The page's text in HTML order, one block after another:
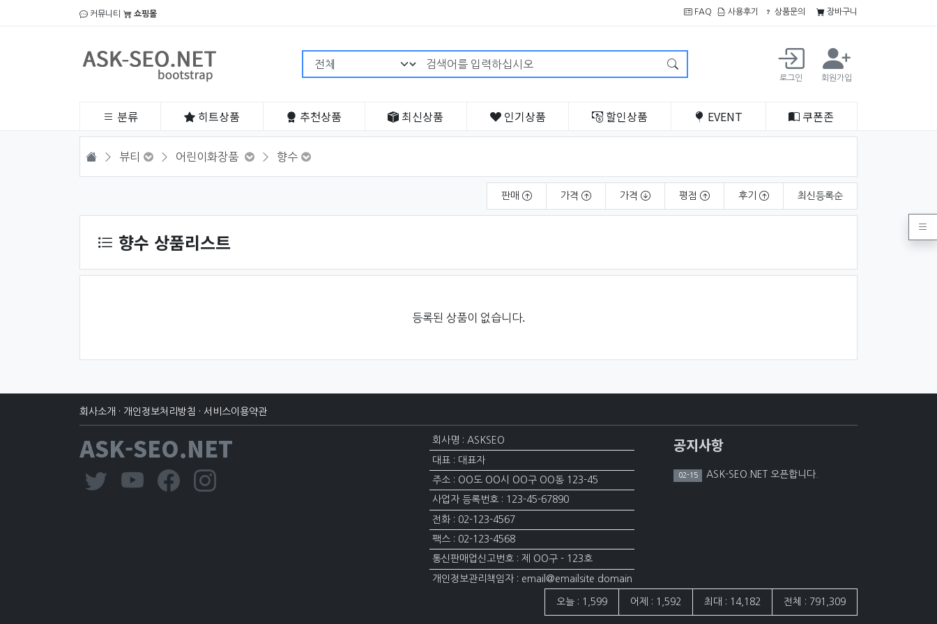
커뮤니티 쇼핑몰 FAQ 사용후기 상품문의 장바구니
검색어 필수
로그인 회원가입
분류 히트상품 추천상품 최신상품 인기상품 할인상품 EVENT 쿠폰존
HOME 뷰티 어린이화장품 향수
판매 가격 가격 평점 후기 최신등록순
향수 상품리스트
등록된 상품이 없습니다.
회사소개 · 개인정보처리방침 · 서비스이용약관
ASK-SEO.NET 회사명 : ASKSEO
대표 : 대표자
주소 : OO도 OO시 OO구 OO동 123-45
사업자 등록번호 : 123-45-67890
전화 : 02-123-4567
팩스 : 02-123-4568
통신판매업신고번호 : 제 OO구 - 123호
개인정보관리책임자 : email@emailsite.domain
공지사항
02-15 ASK-SEO.NET 오픈합니다.
접속자집계
오늘 : 1,599 어제 : 1,592 최대 : 14,182 전체 : 791,309